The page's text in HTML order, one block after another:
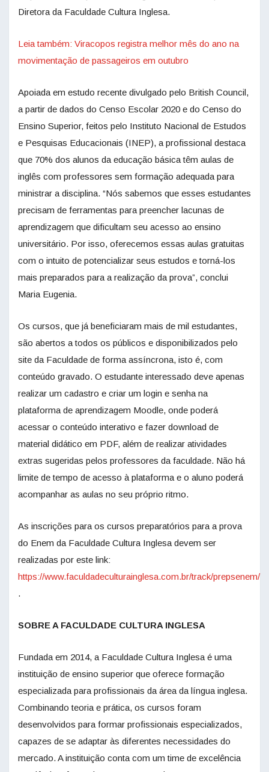
Diretora da Faculdade Cultura Inglesa.
Leia também: Viracopos registra melhor mês do ano na
movimentação de passageiros em outubro
Apoiada em estudo recente divulgado pelo British Council,
a partir de dados do Censo Escolar 2020 e do Censo do
Ensino Superior, feitos pelo Instituto Nacional de Estudos
e Pesquisas Educacionais (INEP), a profissional destaca
que 70% dos alunos da educação básica têm aulas de
inglês com professores sem formação adequada para
ministrar a disciplina. “Nós sabemos que esses estudantes
precisam de ferramentas para preencher lacunas de
aprendizagem que dificultam seu acesso ao ensino
universitário. Por isso, oferecemos essas aulas gratuitas
com o intuito de potencializar seus estudos e torná-los
mais preparados para a realização da prova”, conclui
Maria Eugenia.
Os cursos, que já beneficiaram mais de mil estudantes,
são abertos a todos os públicos e disponibilizados pelo
site da Faculdade de forma assíncrona, isto é, com
conteúdo gravado. O estudante interessado deve apenas
realizar um cadastro e criar um login e senha na
plataforma de aprendizagem Moodle, onde poderá
acessar o conteúdo interativo e fazer download de
material didático em PDF, além de realizar atividades
extras sugeridas pelos professores da faculdade. Não há
limite de tempo de acesso à plataforma e o aluno poderá
acompanhar as aulas no seu próprio ritmo.
As inscrições para os cursos preparatórios para a prova
do Enem da Faculdade Cultura Inglesa devem ser
realizadas por este link:
https://www.faculdadeculturainglesa.com.br/track/prepsenem/
.
SOBRE A FACULDADE CULTURA INGLESA
Fundada em 2014, a Faculdade Cultura Inglesa é uma
instituição de ensino superior que oferece formação
especializada para profissionais da área da língua inglesa.
Combinando teoria e prática, os cursos foram
desenvolvidos para formar profissionais especializados,
capazes de se adaptar às diferentes necessidades do
mercado. A instituição conta com um time de excelência